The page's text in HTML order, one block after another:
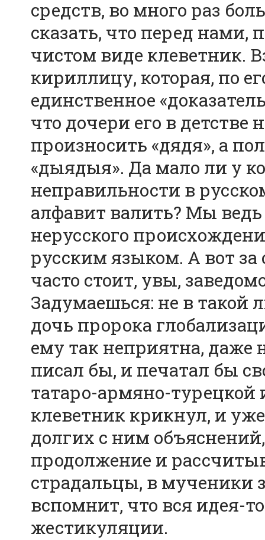
средств, во много раз
сказать, что перед нами,
чистом виде клеветник.
кириллицу, которая, по
единственное
что дочери его в детстве
произносить «дядя», а
«дыядыя». Да мало ли у
неправильности в
алфавит валить? Мы
нерусского
русским языком. А вот
часто стоит, увы,
Задумаешься: не в такой
дочь пророка
ему так неприятна, даже
писал бы, и печатал бы
татаро-армяно-турецкой
клеветник крикнул, и
долгих с ним
продолжение и
страдальцы, в мученики
вспомнит, что вся идея-
жестикуляции.